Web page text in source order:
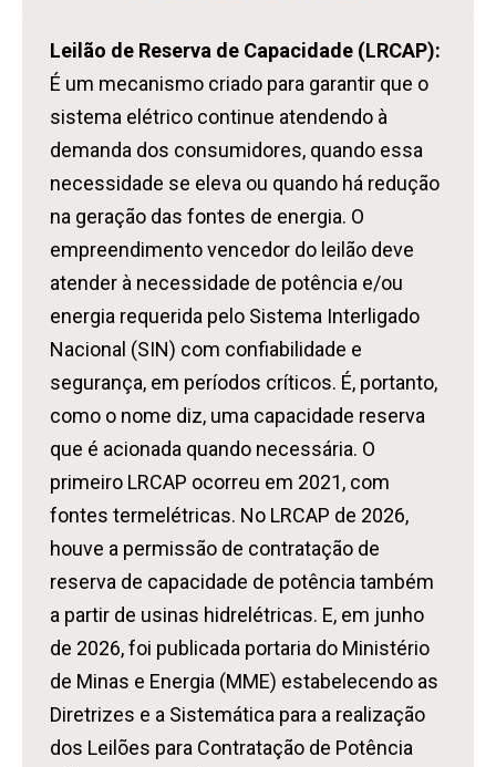
Leilão de Reserva de Capacidade (LRCAP):
É um mecanismo criado para garantir que o
sistema elétrico continue atendendo à
demanda dos consumidores, quando essa
necessidade se eleva ou quando há redução
na geração das fontes de energia. O
empreendimento vencedor do leilão deve
atender à necessidade de potência e/ou
energia requerida pelo Sistema Interligado
Nacional (SIN) com confiabilidade e
segurança, em períodos críticos. É, portanto,
como o nome diz, uma capacidade reserva
que é acionada quando necessária. O
primeiro LRCAP ocorreu em 2021, com
fontes termelétricas. No LRCAP de 2026,
houve a permissão de contratação de
reserva de capacidade de potência também
a partir de usinas hidrelétricas. E, em junho
de 2026, foi publicada portaria do Ministério
de Minas e Energia (MME) estabelecendo as
Diretrizes e a Sistemática para a realização
dos Leilões para Contratação de Potência